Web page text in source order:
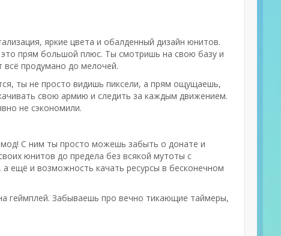
яркие цвета и обалденный дизайн юнитов.
прям большой плюс. Ты смотришь на свою базу и
продумано до мелочей.
ты не просто видишь пиксели, а прям ощущаешь,
свою армию и следить за каждым движением.
не сэкономили.
С ним ты просто можешь забыть о донате и
юнитов до предела без всякой мутоты с
ещё и возможность качать ресурсы в бесконечном
геймплей. Забываешь про вечно тикающие таймеры,